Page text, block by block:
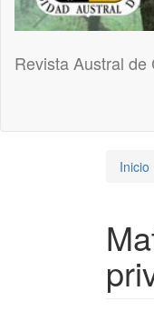
Revista Austral de
Inicio